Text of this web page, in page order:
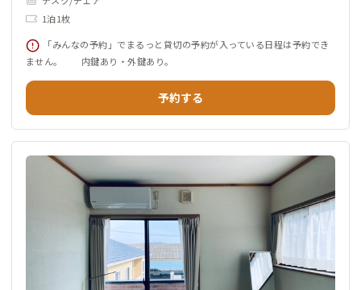
1泊1枚
「みんなの予約」でまるっと貸切の予約が入っている日程は予約でき
ません。 内鍵あり・外鍵あり。
予約する